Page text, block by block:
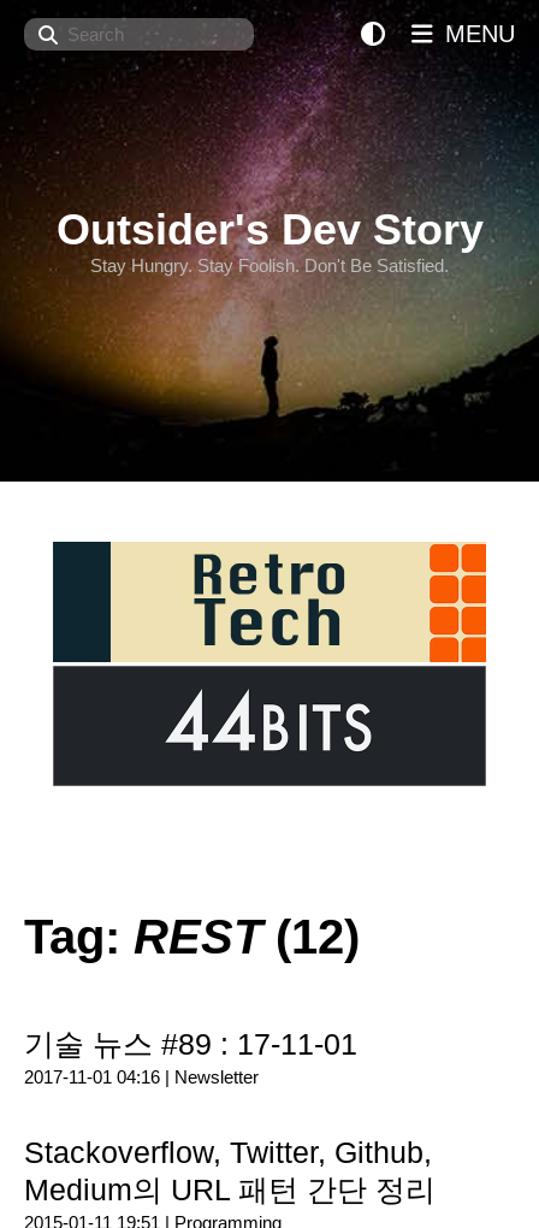
Search
Outsider's Dev Story
Stay Hungry. Stay Foolish. Don't Be Satisfied.
MENU
Tag: REST(12)
기술 뉴스 #89 : 17-11-01
2017-11-01 04:16 | Newsletter
Stackoverflow, Twitter, Github,
Medium의 URL 패턴 간단 정리
2015-01-11 19:51 | Programming